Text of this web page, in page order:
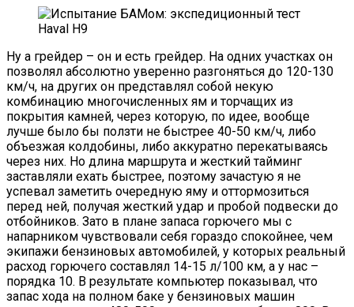
Ну а грейдер – он и есть грейдер. На одних участках он
позволял абсолютно уверенно разгоняться до 120-130
км/ч, на других он представлял собой некую
комбинацию многочисленных ям и торчащих из
покрытия камней, через которую, по идее, вообще
лучше было бы ползти не быстрее 40-50 км/ч, либо
объезжая колдобины, либо аккуратно перекатываясь
через них. Но длина маршрута и жесткий тайминг
заставляли ехать быстрее, поэтому зачастую я не
успевал заметить очередную яму и оттормозиться
перед ней, получая жесткий удар и пробой подвески до
отбойников. Зато в плане запаса горючего мы с
напарником чувствовали себя гораздо спокойнее, чем
экипажи бензиновых автомобилей, у которых реальный
расход горючего составлял 14-15 л/100 км, а у нас –
порядка 10. В результате компьютер показывал, что
запас хода на полном баке у бензиновых машин